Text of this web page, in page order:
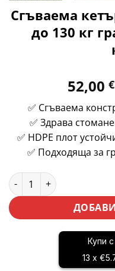
Сгъваема
до 130 кг
52,00 €
✅ Сгъваема
✅ Здрава
✅ HDPE плот
✅ Подходяща за
количество за
Купи с
13 x